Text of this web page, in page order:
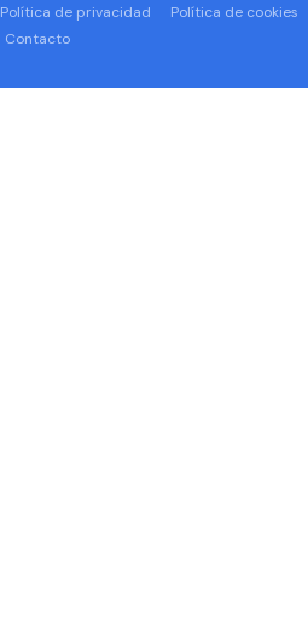
Política de privacidad
Política de cookies
Contacto